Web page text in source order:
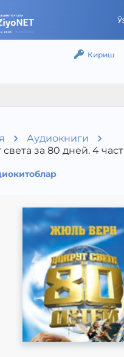
Кириш
Аудиокниги
света за 80 дней. 4